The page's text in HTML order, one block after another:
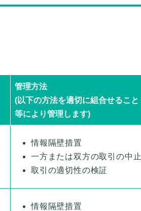
管理方法
(以下の方法を適切に組合せること
等により管理します)
情報隔壁措置
一方または双方の取引の中止
取引の適切性の検証
情報隔壁措置